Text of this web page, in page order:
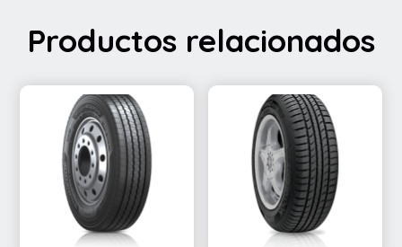
Productos relacionados